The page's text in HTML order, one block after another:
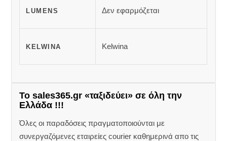
LUMENS Δεν εφαρμόζεται
KELWINA Kelwina
Το sales365.gr «ταξιδεύει» σε όλη την
Ελλάδα !!!
Όλες οι παραδόσεις πραγματοποιούνται με
συνεργαζόμενες εταιρείες courier καθημερινά απο τις